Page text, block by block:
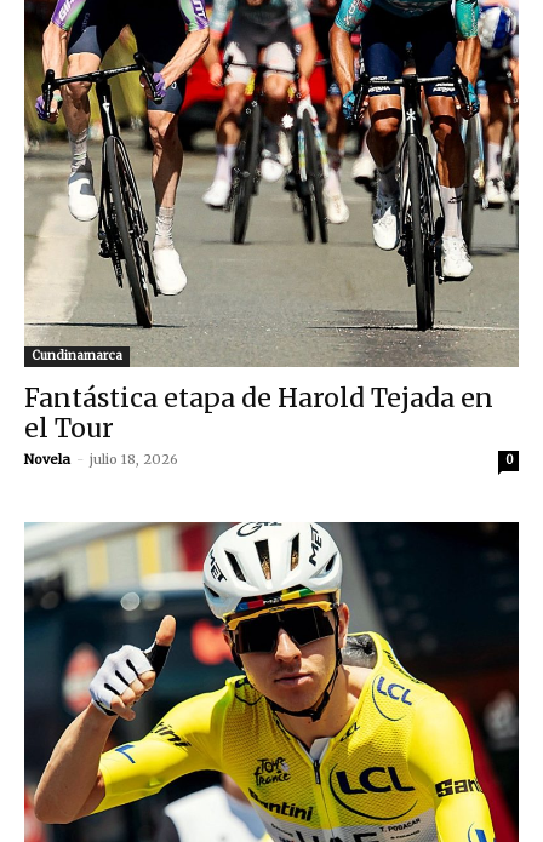
Cundinamarca
Fantástica etapa de Harold Tejada en
el Tour
Novela - julio 18, 2026 0